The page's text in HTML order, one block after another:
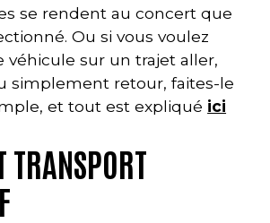
se rendent au concert que
Ou si vous voulez
véhicule sur un trajet aller,
simplement retour, faites-le
et tout est expliqué ici
TRANSPORT